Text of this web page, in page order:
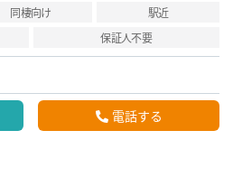
同棲向け
駅近
保証人不要
電話する